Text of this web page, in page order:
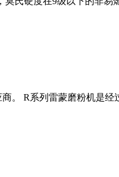
。 R系列雷蒙磨粉机是